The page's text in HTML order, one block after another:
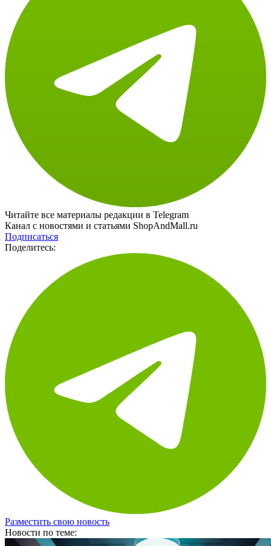
Читайте все материалы редакции в Telegram
Канал с новостями и статьями ShopAndMall.ru
Подписаться
Поделитесь:
Разместить свою новость
Новости по теме: